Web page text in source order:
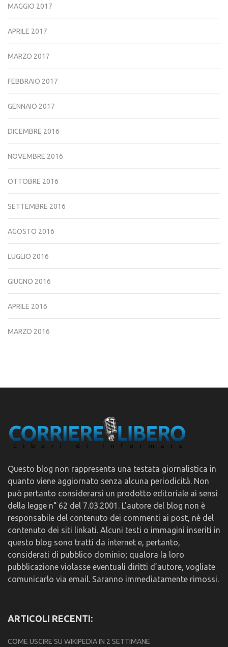
MAGGIO 2017
APRILE 2017
MARZO 2017
FEBBRAIO 2017
GENNAIO 2017
DICEMBRE 2016
NOVEMBRE 2016
OTTOBRE 2016
SETTEMBRE 2016
AGOSTO 2016
LUGLIO 2016
GIUGNO 2016
APRILE 2016
MARZO 2016
Questo blog non rappresenta una testata giornalistica in
quanto viene aggiornato senza alcuna periodicità. Non
può pertanto considerarsi un prodotto editoriale ai sensi
della legge n° 62 del 7.03.2001. L’autore del blog non è
responsabile del contenuto dei commenti ai post, nè del
contenuto dei siti linkati. Alcuni testi o immagini inseriti in
questo blog sono tratti da internet e, pertanto,
considerati di pubblico dominio; qualora la loro
pubblicazione violasse eventuali diritti d’autore, vogliate
comunicarlo via email. Saranno immediatamente rimossi.
ARTICOLI RECENTI:
COME USCIRE SU WIKIPEDIA IN 2 SETTIMANE